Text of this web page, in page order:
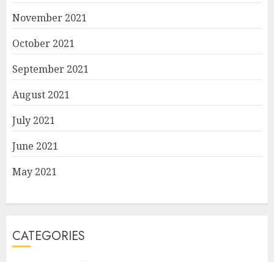
November 2021
October 2021
September 2021
August 2021
July 2021
June 2021
May 2021
CATEGORIES